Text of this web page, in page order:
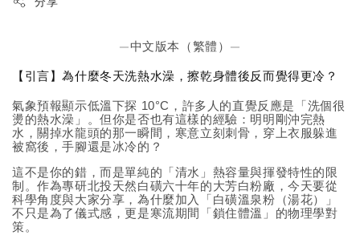
—中文版本（繁體）—
【引言】為什麼冬天洗熱水澡，擦乾身體後反而覺得更冷？
氣象預報顯示低溫下探 10°C，許多人的直覺反應是「洗個很
燙的熱水澡」。但你是否也有這樣的經驗：明明剛沖完熱
水，關掉水龍頭的那一瞬間，寒意立刻刺骨，穿上衣服躲進
被窩後，手腳還是冰冷的？
這不是你的錯，而是單純的「清水」熱容量與揮發特性的限
制。作為專研北投天然白磺六十年的大芳白粉廠，今天要從
科學角度與大家分享，為什麼加入「白磺溫泉粉（湯花）」
不只是為了儀式感，更是寒流期間「鎖住體溫」的物理學對
策。